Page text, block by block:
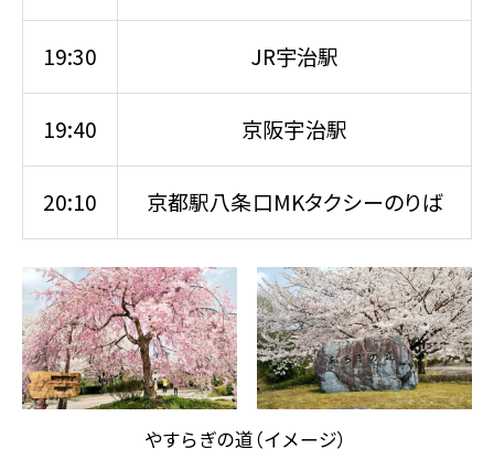
19:30 JR宇治駅
19:40 京阪宇治駅
20:10 京都駅八条口MKタクシーのりば
やすらぎの道（イメージ）